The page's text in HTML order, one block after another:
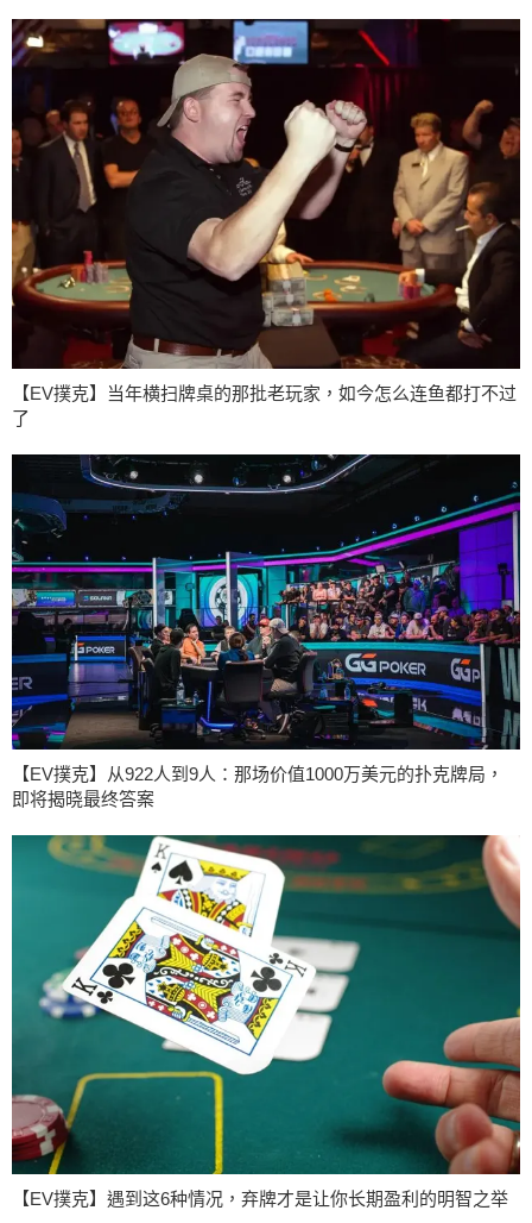
【EV撲克】当年横扫牌桌的那批老玩家，如今怎么连鱼都打不过
了
【EV撲克】从922人到9人：那场价值1000万美元的扑克牌局，
即将揭晓最终答案
【EV撲克】遇到这6种情况，弃牌才是让你长期盈利的明智之举